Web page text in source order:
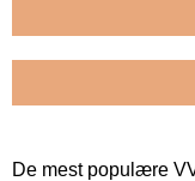
De mest populære